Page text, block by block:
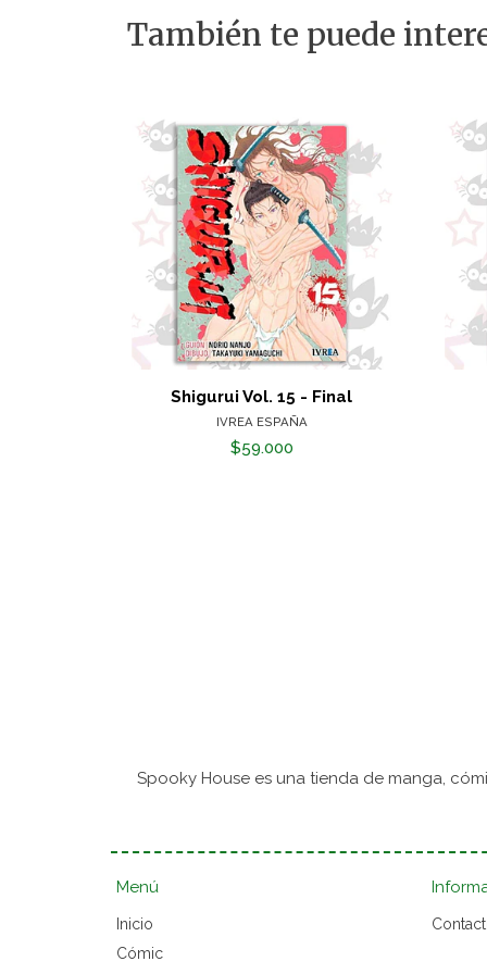
También te puede
Shigurui Vol. 15 - Final
IVREA ESPAÑA
$59.000
Spooky House es una tienda de manga,
Menú
Inicio
Cómic